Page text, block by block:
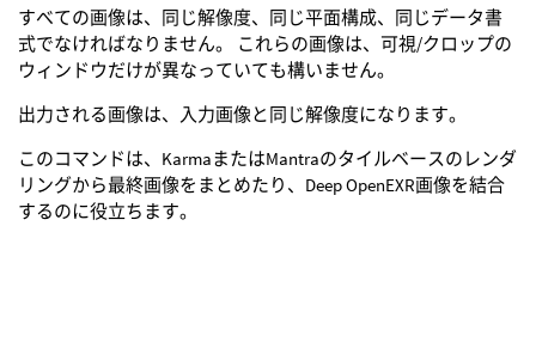
すべての画像は、同じ解像度、同じ平面構成、同じデータ書
式でなければなりません。 これらの画像は、可視/クロップの
ウィンドウだけが異なっていても構いません。
出力される画像は、入力画像と同じ解像度になります。
このコマンドは、KarmaまたはMantraのタイルベースのレンダ
リングから最終画像をまとめたり、Deep OpenEXR画像を結合
するのに役立ちます。